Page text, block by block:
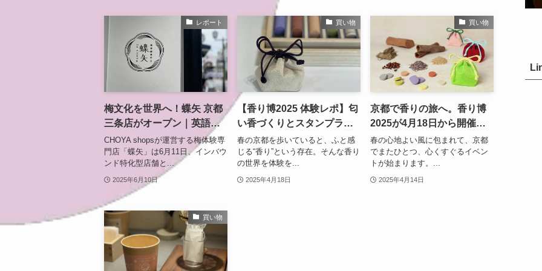
レポート
梅文化を世界へ！蝶矢 京都
三条店がオープン｜英語対
応で楽しむ100通りの梅体験
CHOYA shopsが運営する梅体験専
門店「蝶矢」は6月11日、インバウ
ンド特化型店舗と...
2025年6月10日
買い物
【香り博2025 体験レポ】匂
い香づくりとスタンプラリ
ーで“香りの旅”へ｜京都・
松栄堂 薫習館
春の京都を歩いていると、ふと感
じる“香り”という存在。そんな香り
の世界を体験を...
2025年4月18日
買い物
京都で香りの旅へ。香り博
2025が4月18日から開催！
体験型ワークショップや限
定お香も登場​
春の心地よい風に包まれて、京都
でまたひとつ、心くすぐるイベン
トが始まります。...
2025年4月14日
買い物